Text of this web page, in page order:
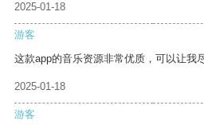
2025-01-18
游客
这款app的音乐资源非常优质，可以让我
2025-01-18
游客